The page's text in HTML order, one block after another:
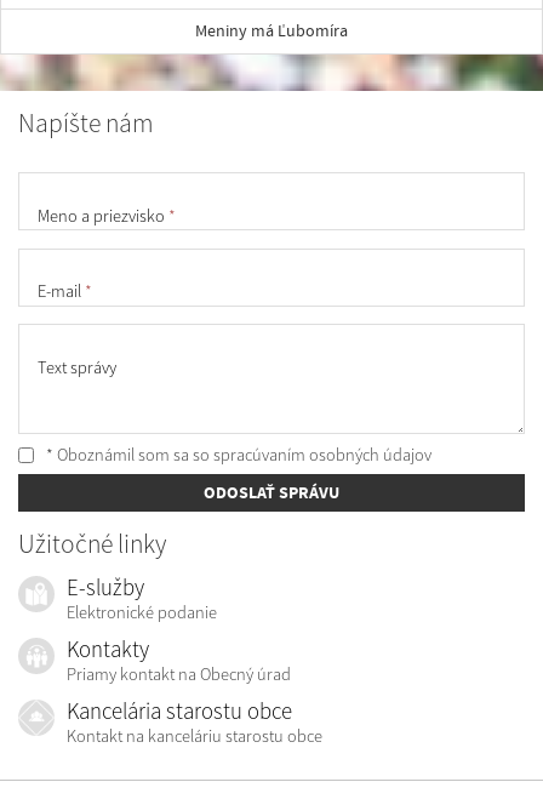
Meniny má Ľubomíra
Napíšte nám
Meno a priezvisko *
E-mail *
Text správy
* Oboznámil som sa so spracúvaním osobných údajov
ODOSLAŤ SPRÁVU
Užitočné linky
E-služby
Elektronické podanie
Kontakty
Priamy kontakt na Obecný úrad
Kancelária starostu obce
Kontakt na kanceláriu starostu obce